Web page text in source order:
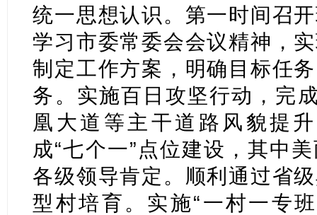
统一思想认识。第一时间召
学习市委常委会会议精神，
制定工作方案，明确目标任
务。实施百日攻坚行动，完
凰大道等主干道路风貌提
成“七个一”点位建设，其中
各级领导肯定。顺利通过省
型村培育。实施“一村一专